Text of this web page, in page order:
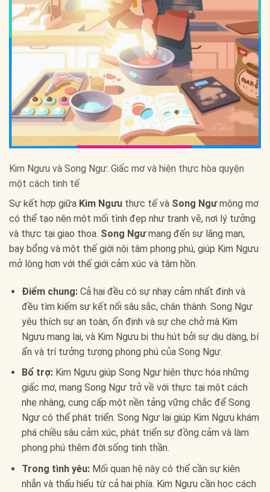
Kim Ngưu và Song Ngư: Giấc mơ và hiện thực hòa quyện
một cách tinh tế
Sự kết hợp giữa Kim Ngưu thực tế và Song Ngưmộng mơ
có thể tạo nên một mối tình đẹp như tranh vẽ, nơi lý tưởng
và thực tại giao thoa. Song Ngưmang đến sự lãng mạn,
bay bổng và một thế giới nội tâm phong phú, giúp Kim Ngưu
mở lòng hơn với thế giới cảm xúc và tâm hồn.
Điểm chung:Cả hai đều có sự nhạy cảm nhất định và
đều tìm kiếm sự kết nối sâu sắc, chân thành. Song Ngư
yêu thích sự an toàn, ổn định và sự che chở mà Kim
Ngưu mang lại, và Kim Ngưu bị thu hút bởi sự dịu dàng, bí
ẩn và trí tưởng tượng phong phú của Song Ngư.
Bổ trợ:Kim Ngưu giúp Song Ngư hiện thực hóa những
giấc mơ, mang Song Ngư trở về với thực tại một cách
nhẹ nhàng, cung cấp một nền tảng vững chắc để Song
Ngư có thể phát triển. Song Ngư lại giúp Kim Ngưu khám
phá chiều sâu cảm xúc, phát triển sự đồng cảm và làm
phong phú thêm đời sống tinh thần.
Trong tình yêu:Mối quan hệ này có thể cần sự kiên
nhẫn và thấu hiểu từ cả hai phía. Kim Ngưu cần học cách